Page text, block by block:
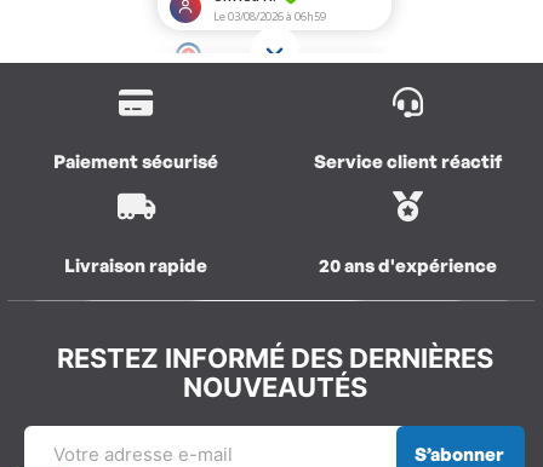
Paiement sécurisé Service client réactif
Livraison rapide 20 ans d'expérience
RESTEZ INFORMÉ DES DERNIÈRES
NOUVEAUTÉS
S’abonner